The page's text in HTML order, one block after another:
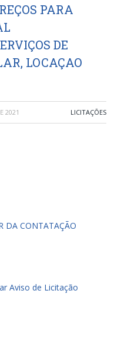
PARA
DE
LOCAÇAO
2021 LICITAÇÕES
DA CONTATAÇÃO
Aviso de Licitação